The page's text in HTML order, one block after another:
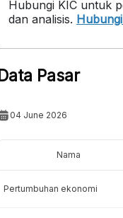
Hubungi KIC untuk
dan analisis.
Data Pasar
04 June 2026
Nama
Pertumbuhan ekonomi